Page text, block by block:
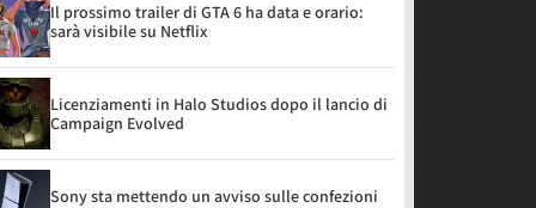
Il prossimo trailer di GTA 6 ha data e orario:
sarà visibile su Netflix
Licenziamenti in Halo Studios dopo il lancio di
Campaign Evolved
Sony sta mettendo un avviso sulle confezioni